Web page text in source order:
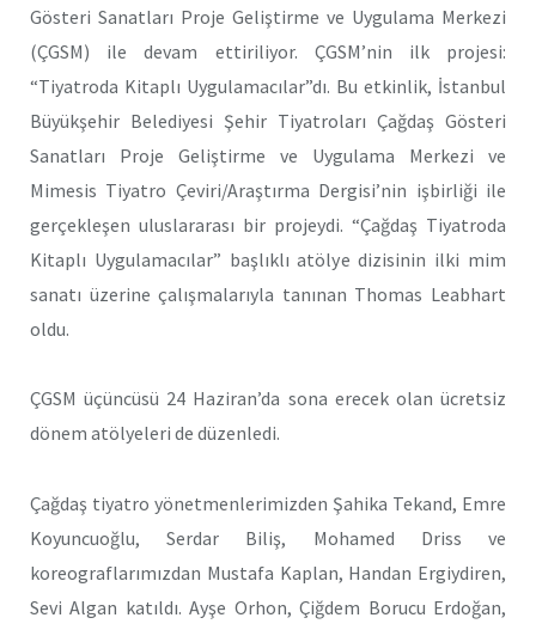
Gösteri Sanatları Proje Geliştirme ve Uygulama Merkezi
(ÇGSM) ile devam ettiriliyor. ÇGSM’nin ilk projesi:
“Tiyatroda Kitaplı Uygulamacılar”dı. Bu etkinlik, İstanbul
Büyükşehir Belediyesi Şehir Tiyatroları Çağdaş Gösteri
Sanatları Proje Geliştirme ve Uygulama Merkezi ve
Mimesis Tiyatro Çeviri/Araştırma Dergisi’nin işbirliği ile
gerçekleşen uluslararası bir projeydi. “Çağdaş Tiyatroda
Kitaplı Uygulamacılar” başlıklı atölye dizisinin ilki mim
sanatı üzerine çalışmalarıyla tanınan Thomas Leabhart
oldu.
ÇGSM üçüncüsü 24 Haziran’da sona erecek olan ücretsiz
dönem atölyeleri de düzenledi.
Çağdaş tiyatro yönetmenlerimizden Şahika Tekand, Emre
Koyuncuoğlu, Serdar Biliş, Mohamed Driss ve
koreograflarımızdan Mustafa Kaplan, Handan Ergiydiren,
Sevi Algan katıldı. Ayşe Orhon, Çiğdem Borucu Erdoğan,